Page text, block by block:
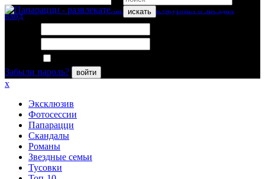
искать
вход
Забыли пароль?
войти
x
Эксклюзив
Фотосессии
Папарацци
Скандалы
Романы
Звездные семьи
Тусовки